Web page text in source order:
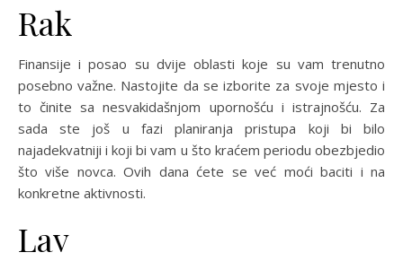
Rak
Finansije i posao su dvije oblasti koje su vam trenutno
posebno važne. Nastojite da se izborite za svoje mjesto i
to činite sa nesvakidašnjom upornošću i istrajnošću. Za
sada ste još u fazi planiranja pristupa koji bi bilo
najadekvatniji i koji bi vam u što kraćem periodu obezbjedio
što više novca. Ovih dana ćete se već moći baciti i na
konkretne aktivnosti.
Lav